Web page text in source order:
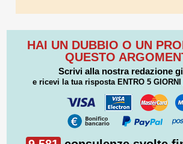
HAI UN DUBBIO O UN
QUESTO
Scrivi alla nostra redazione
e ricevi la tua risposta ENTRO 5 GIORNI